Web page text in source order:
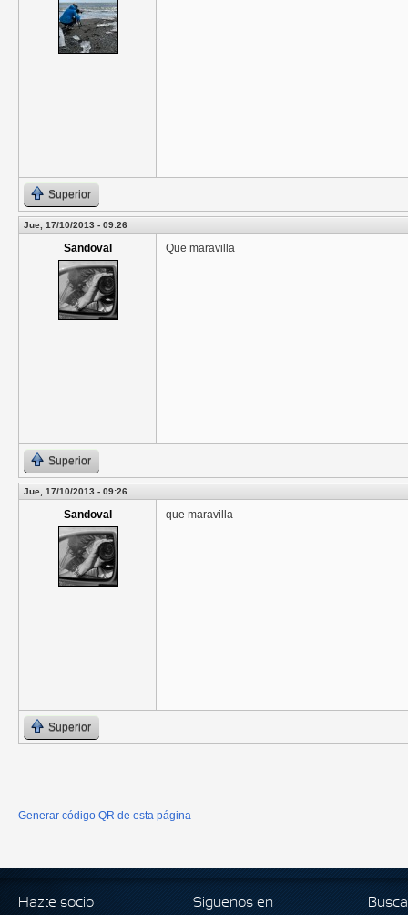
Superior
Jue, 17/10/2013 - 09:26
Sandoval Que maravilla
Superior
Jue, 17/10/2013 - 09:26
Sandoval que maravilla
Superior
Generar código QR de esta página
Hazte socio Siguenos en